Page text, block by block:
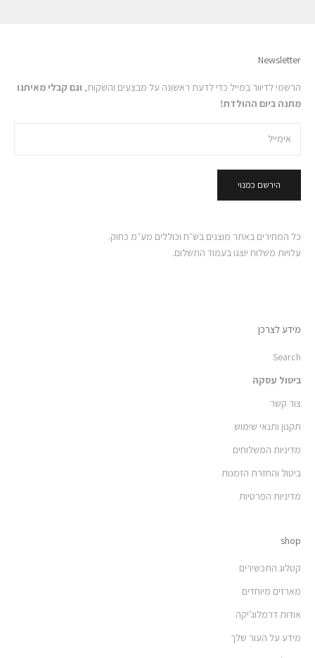
Newsletter
הרשמי לדיוור במייל כדי לדעת ראשונה על מבצעים והשקות, וגם קבלי מאיתנו
מתנה ביום ההולדת!
הירשם כמנוי
כל המחירים באתר מוצגים בש״ח וכוללים מע״מ כחוק.
עלויות משלוח יוצגו בעמוד התשלום.
מידע לצרכן
Search
ביטול עסקה
צור קשר
תקנון ותנאי שימוש
מדיניות המשלוחים
ביטול והחזרת הזמנות
מדיניות הפרטיות
shop
קטלוג התכשירים
מארזים מיוחדים
אודות דרמלוג'יקה
מידע על העור שלך